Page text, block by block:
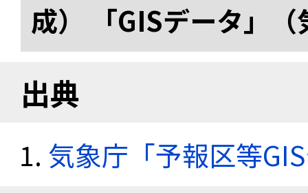
成） 「GISデータ」
出典
気象庁「予報区等